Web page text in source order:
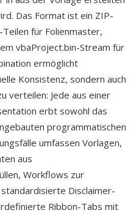
Das Format ist ein ZIP-
für Folienmaster,
vbaProject.bin-Stream für
ermöglicht
Konsistenz, sondern auch
verteilen: Jede aus einer
erbt sowohl das
programmatischen
umfassen Vorlagen,
aus
Workflows zur
Disclaimer-
Ribbon-Tabs mit